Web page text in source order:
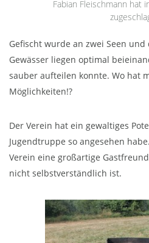
Fabian Fleischmann hat
Gefischt wurde an zwei Seen
Gewässer liegen optimal
sauber aufteilen konnte. Wo hat
Möglichkeiten!?
Der Verein hat ein gewaltiges
Jugendtruppe so angesehen
Verein eine großartige
nicht selbstverständlich ist.